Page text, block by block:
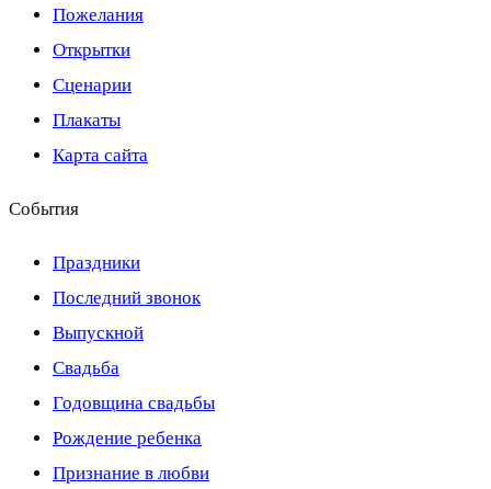
Пожелания
Открытки
Сценарии
Плакаты
Карта сайта
События
Праздники
Последний звонок
Выпускной
Свадьба
Годовщина свадьбы
Рождение ребенка
Признание в любви